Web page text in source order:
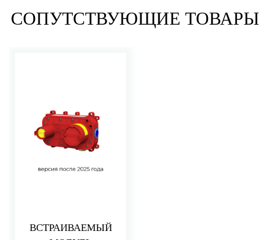
СОПУТСТВУЮЩИЕ ТОВАРЫ
ВСТРАИВАЕМЫЙ